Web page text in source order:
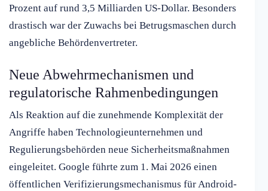
Prozent auf rund 3,5 Milliarden US-Dollar. Besonders
drastisch war der Zuwachs bei Betrugsmaschen durch
angebliche Behördenvertreter.
Neue Abwehrmechanismen und
regulatorische Rahmenbedingungen
Als Reaktion auf die zunehmende Komplexität der
Angriffe haben Technologieunternehmen und
Regulierungsbehörden neue Sicherheitsmaßnahmen
eingeleitet. Google führte zum 1. Mai 2026 einen
öffentlichen Verifizierungsmechanismus für Android-